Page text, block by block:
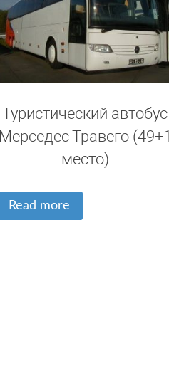
Туристический автобус
Мерседес Травего (49+1
место)
Read more